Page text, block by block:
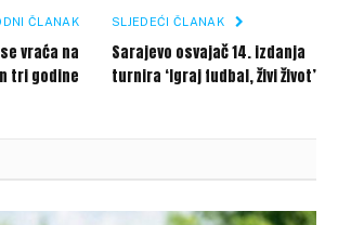
ČLANAK
vraća na
tri godine
SLJEDEĆI ČLANAK
Sarajevo osvajač 14. izdanja
turnira ‘Igraj fudbal, živi život’